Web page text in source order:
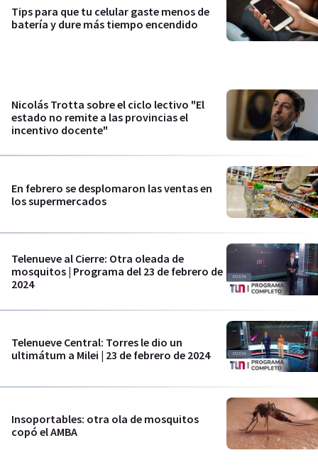
Tips para que tu celular gaste menos de
batería y dure más tiempo encendido
Nicolás Trotta sobre el ciclo lectivo "El
estado no remite a las provincias el
incentivo docente"
En febrero se desplomaron las ventas en
los supermercados
Telenueve al Cierre: Otra oleada de
mosquitos | Programa del 23 de febrero de
2024
Telenueve Central: Torres le dio un
ultimátum a Milei | 23 de febrero de 2024
Insoportables: otra ola de mosquitos
copó el AMBA